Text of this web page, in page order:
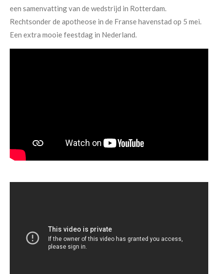
een samenvatting van de wedstrijd in Rotterdam.
Rechtsonder de apotheose in de Franse havenstad op 5 mei.
Een extra mooie feestdag in Nederland.